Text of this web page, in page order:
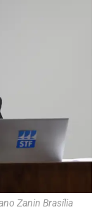
Zanin Brasília